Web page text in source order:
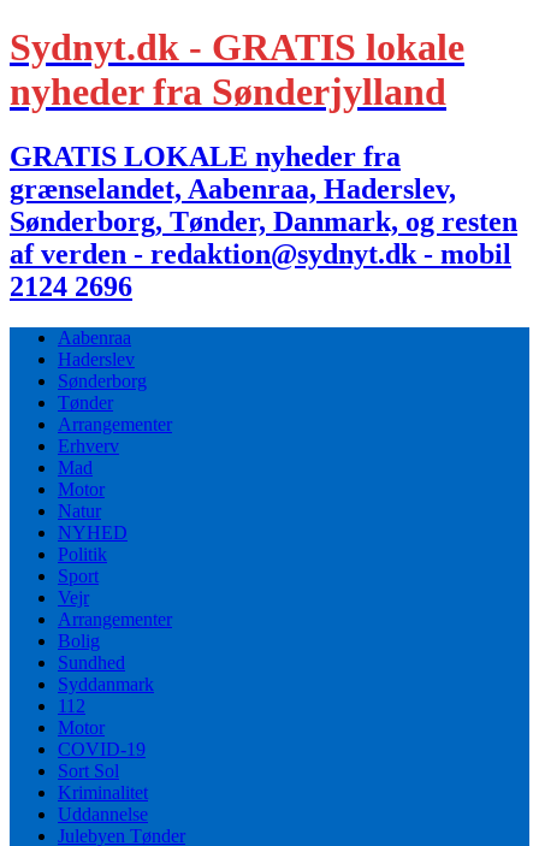
Sydnyt.dk - GRATIS lokale
nyheder fra Sønderjylland
GRATIS LOKALE nyheder fra
grænselandet, Aabenraa, Haderslev,
Sønderborg, Tønder, Danmark, og resten
af verden - redaktion@sydnyt.dk - mobil
2124 2696
Aabenraa
Haderslev
Sønderborg
Tønder
Arrangementer
Erhverv
Mad
Motor
Natur
NYHED
Politik
Sport
Vejr
Arrangementer
Bolig
Sundhed
Syddanmark
112
Motor
COVID-19
Sort Sol
Kriminalitet
Uddannelse
Julebyen Tønder